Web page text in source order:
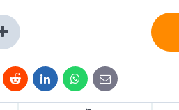
RedditLinkedInWhatsApp
E-
mail